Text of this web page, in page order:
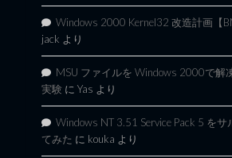
Windows 2000 Kernel32 改造計画【
jack より
MSU ファイルを Windows 2000で解
実験 に Yas より
Windows NT 3.51 Service Pack 5 をサ
てみた に kouka より